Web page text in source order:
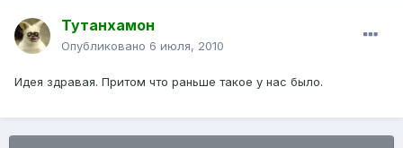
Тутанхамон
Опубликовано 6 июля, 2010
Идея здравая. Притом что раньше такое у нас было.